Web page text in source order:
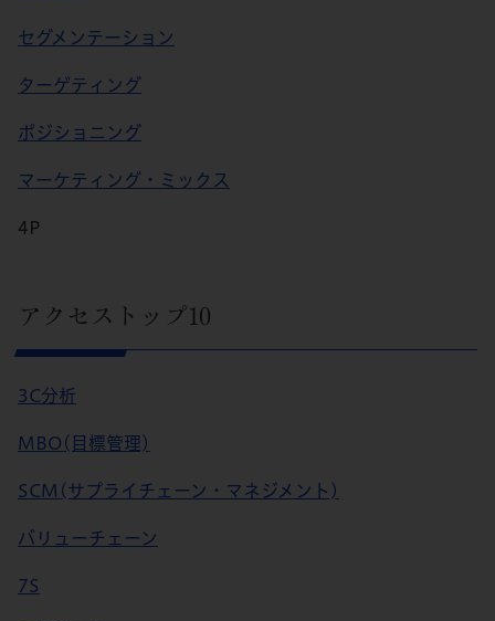
セグメンテーション
ターゲティング
ポジショニング
マーケティング・ミックス
4P
アクセストップ10
3C分析
MBO(目標管理)
SCM(サプライチェーン・マネジメント)
バリューチェーン
7S